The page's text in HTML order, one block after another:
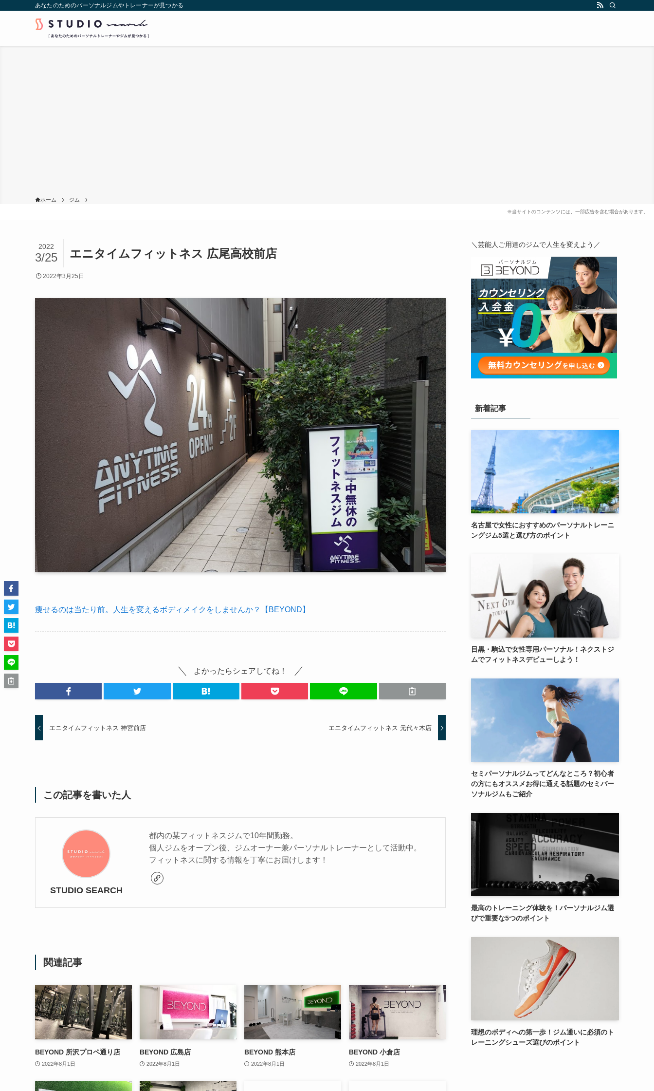
あなたのためのパーソナルジムやトレーナーが見つかる
ホーム ジム
エニタイムフィットネス 広尾高校前店
2022
3/25
2022年3月25日
痩せるのは当たり前。人生を変えるボディメイクをしませんか？【BEYOND】
よかったらシェアしてね！
エニタイムフィットネス 神宮前店 エニタイムフィットネス 元代々木店
この記事を書いた人
STUDIO SEARCH
都内の某フィットネスジムで10年間勤務。
個人ジムをオープン後、ジムオーナー兼パーソナルトレーナーとして活動中。
フィットネスに関する情報を丁寧にお届けします！
関連記事
BEYOND 所沢プロペ通り店
2022年8月1日
BEYOND 広島店
2022年8月1日
BEYOND 熊本店
2022年8月1日
BEYOND 小倉店
2022年8月1日
＼芸能人ご用達のジムで人生を変えよう／
新着記事
名古屋で女性におすすめのパーソナルトレーニ
ングジム5選と選び方のポイント
目黒・駒込で女性専用パーソナル！ネクストジ
ムでフィットネスデビューしよう！
セミパーソナルジムってどんなところ？初心者
の方にもオススメお得に通える話題のセミパー
ソナルジムもご紹介
最高のトレーニング体験を！パーソナルジム選
びで重要な5つのポイント
理想のボディへの第一歩！ジム通いに必須のト
レーニングシューズ選びのポイント